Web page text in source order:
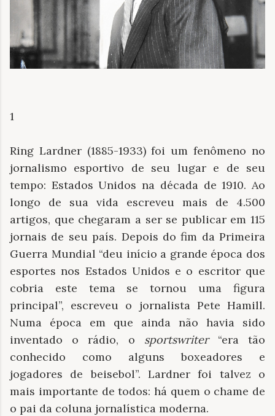
1
Ring Lardner (1885-1933) foi um fenômeno no
jornalismo esportivo de seu lugar e de seu
tempo: Estados Unidos na década de 1910. Ao
longo de sua vida escreveu mais de 4.500
artigos, que chegaram a ser se publicar em 115
jornais de seu país. Depois do fim da Primeira
Guerra Mundial “deu início a grande época dos
esportes nos Estados Unidos e o escritor que
cobria este tema se tornou uma figura
principal”, escreveu o jornalista Pete Hamill.
Numa época em que ainda não havia sido
inventado o rádio, o sportswriter“era tão
conhecido como alguns boxeadores e
jogadores de beisebol”. Lardner foi talvez o
mais importante de todos: há quem o chame de
o pai da coluna jornalística moderna.